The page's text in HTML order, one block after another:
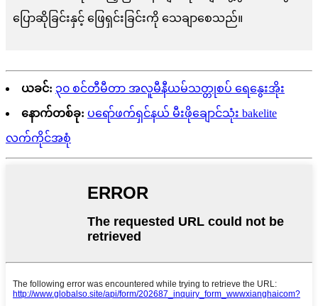
ပြောဆိုခြင်းနှင့် ဖြေရှင်းခြင်းကို သေချာစေသည်။
ယခင်: ၃၀ စင်တီမီတာ အလူမီနီယမ်သတ္တုစပ် ရေနွေးအိုး
နောက်တစ်ခု: ပရော်ဖက်ရှင်နယ် မီးဖိုချောင်သုံး bakelite
လက်ကိုင်အစုံ